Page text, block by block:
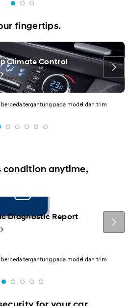
fingertips.
Climate Control
berbeda tergantung pada model dan trim
condition anytime,
Diagnostic Report
berbeda tergantung pada model dan trim